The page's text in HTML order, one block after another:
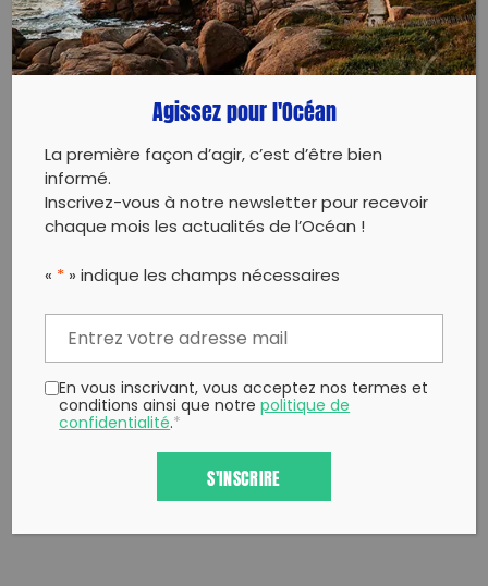
ASSOCIATION SCION DUBOIS
28.09.2023
Agissez pour l'Océan
La première façon d’agir, c’est d’être bien
informé.
Inscrivez-vous à notre newsletter pour recevoir
chaque mois les actualités de l’Océan !
« * » indique les champs nécessaires
En vous inscrivant, vous acceptez nos termes et
conditions ainsi que notrepolitique de
confidentialité.*
S'INSCRIRE